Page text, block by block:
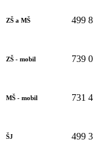
ZŠ a MŠ 499
ZŠ - mobil 739
MŠ - mobil 731
ŠJ 499